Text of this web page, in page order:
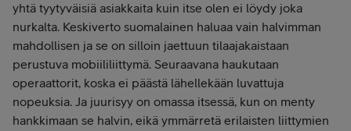
yhtä tyytyväisiä asiakkaita kuin itse olen ei löydy joka
nurkalta. Keskiverto suomalainen haluaa vain halvimman
mahdollisen ja se on silloin jaettuun tilaajakaistaan
perustuva mobiililiittymä. Seuraavana haukutaan
operaattorit, koska ei päästä lähellekään luvattuja
nopeuksia. Ja juurisyy on omassa itsessä, kun on menty
hankkimaan se halvin, eikä ymmärretä erilaisten liittymien